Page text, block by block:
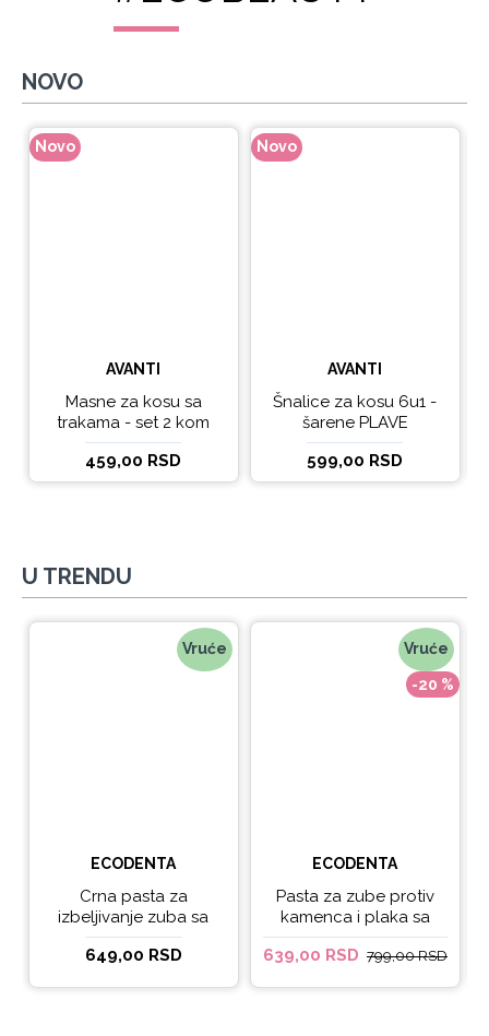
NOVO
Novo
AVANTI
Masne za kosu sa
trakama - set 2 kom
459,00 RSD
Novo
AVANTI
Šnalice za kosu 6u1 -
šarene PLAVE
599,00 RSD
U TRENDU
Vruće
ECODENTA
Crna pasta za
izbeljivanje zuba sa
ukusom narandže
Ecodenta 100 ml
649,00 RSD
Vruće
-20 %
ECODENTA
Pasta za zube protiv
kamenca i plaka sa
kokosovim uljem
Ecodenta ORGANIC
639,00 RSD 799,00 RSD